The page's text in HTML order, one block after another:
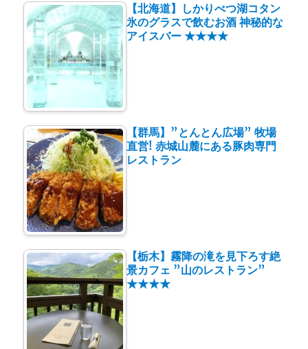
【北海道】しかりべつ湖コタン
氷のグラスで飲むお酒 神秘的な
アイスバー ★★★★
【群馬】”とんとん広場” 牧場
直営! 赤城山麓にある豚肉専門
レストラン
【栃木】霧降の滝を見下ろす絶
景カフェ ”山のレストラン”
★★★★